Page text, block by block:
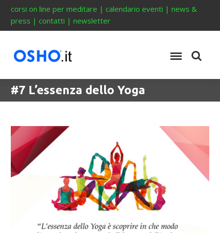
corsi on line per meditare |calendario eventi |news &
press |contatti |newsletter
#7 L’essenza dello Yoga